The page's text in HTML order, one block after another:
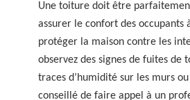
Une toiture doit être
assurer le confort des occupants
protéger la maison contre les
observez des signes de fuites de
traces d’humidité sur les murs
conseillé de faire appel à un